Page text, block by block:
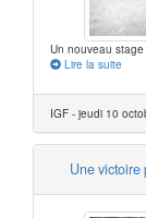
Un nouveau
Lire la suite
IGF - jeudi 10
Une victoire